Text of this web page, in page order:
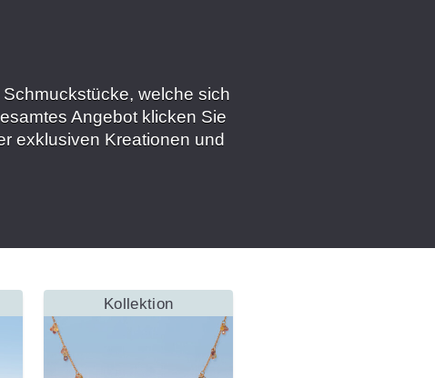
welche sich
Angebot klicken Sie
exklusiven Kreationen und
Kollektion